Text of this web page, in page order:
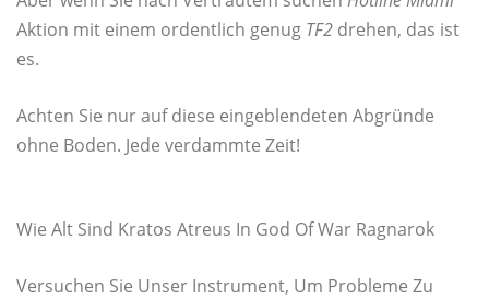
Aktion mit einem ordentlich genug TF2 drehen, das ist
es.
Achten Sie nur auf diese eingeblendeten Abgründe
ohne Boden. Jede verdammte Zeit!
Wie Alt Sind Kratos Atreus In God Of War Ragnarok
Versuchen Sie Unser Instrument, Um Probleme Zu